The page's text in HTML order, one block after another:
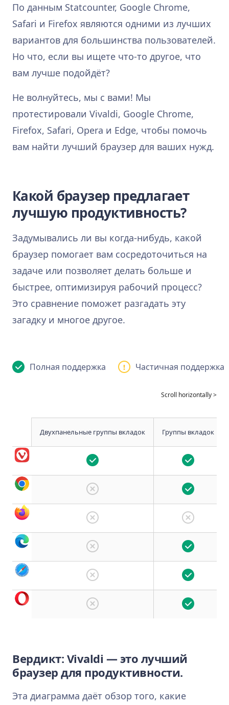
По данным Statcounter, Google Chrome,
Safari и Firefox являются одними из лучших
вариантов для большинства пользователей.
Но что, если вы ищете что-то другое, что
вам лучше подойдёт?
Не волнуйтесь, мы с вами! Мы
протестировали Vivaldi, Google Chrome,
Firefox, Safari, Opera и Edge, чтобы помочь
вам найти лучший браузер для ваших нужд.
Какой браузер предлагает
лучшую продуктивность?
Задумывались ли вы когда-нибудь, какой
браузер помогает вам сосредоточиться на
задаче или позволяет делать больше и
быстрее, оптимизируя рабочий процесс?
Это сравнение поможет разгадать эту
загадку и многое другое.
Полная поддержка Частичная поддержка
Двухпанельные группы вкладок Группы вкладок
Вердикт: Vivaldi — это лучший
браузер для продуктивности.
Эта диаграмма даёт обзор того, какие